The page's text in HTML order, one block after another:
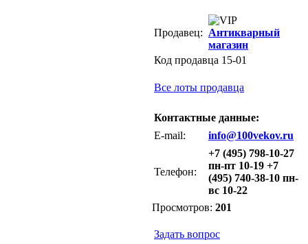
Продавец: Антикварный
магазин
Код продавца 15-01
Все лоты продавца
Контактные данные:
E-mail:
info@100vekov.ru
Телефон:
+7 (495) 798-10-27
пн-пт 10-19 +7
(495) 740-38-10 пн-
вс 10-22
Просмотров: 201
Задать вопрос